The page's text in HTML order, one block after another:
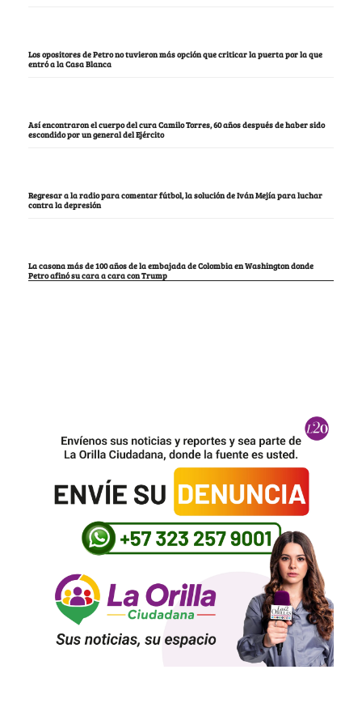
Los opositores de Petro no tuvieron más opción que criticar la puerta por la que
entró a la Casa Blanca
Así encontraron el cuerpo del cura Camilo Torres, 60 años después de haber sido
escondido por un general del Ejército
Regresar a la radio para comentar fútbol, la solución de Iván Mejía para luchar
contra la depresión
La casona más de 100 años de la embajada de Colombia en Washington donde
Petro afinó su cara a cara con Trump